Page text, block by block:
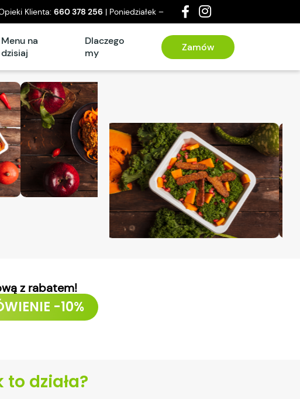
Klienta: 660 378 256 | Poniedziałek –
Menu na
dzisiaj
Dlaczego
my
Zamów
z rabatem!
-10%
to działa?